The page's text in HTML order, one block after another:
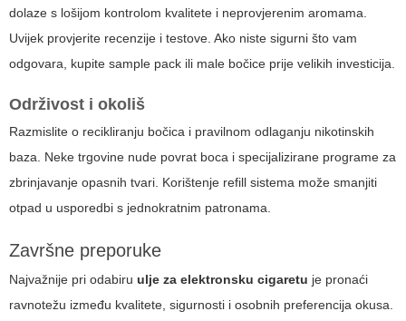
dolaze s lošijom kontrolom kvalitete i neprovjerenim aromama.
Uvijek provjerite recenzije i testove. Ako niste sigurni što vam
odgovara, kupite sample pack ili male bočice prije velikih investicija.
Održivost i okoliš
Razmislite o recikliranju bočica i pravilnom odlaganju nikotinskih
baza. Neke trgovine nude povrat boca i specijalizirane programe za
zbrinjavanje opasnih tvari. Korištenje refill sistema može smanjiti
otpad u usporedbi s jednokratnim patronama.
Završne preporuke
Najvažnije pri odabiru ulje za elektronsku cigaretu je pronaći
ravnotežu između kvalitete, sigurnosti i osobnih preferencija okusa.